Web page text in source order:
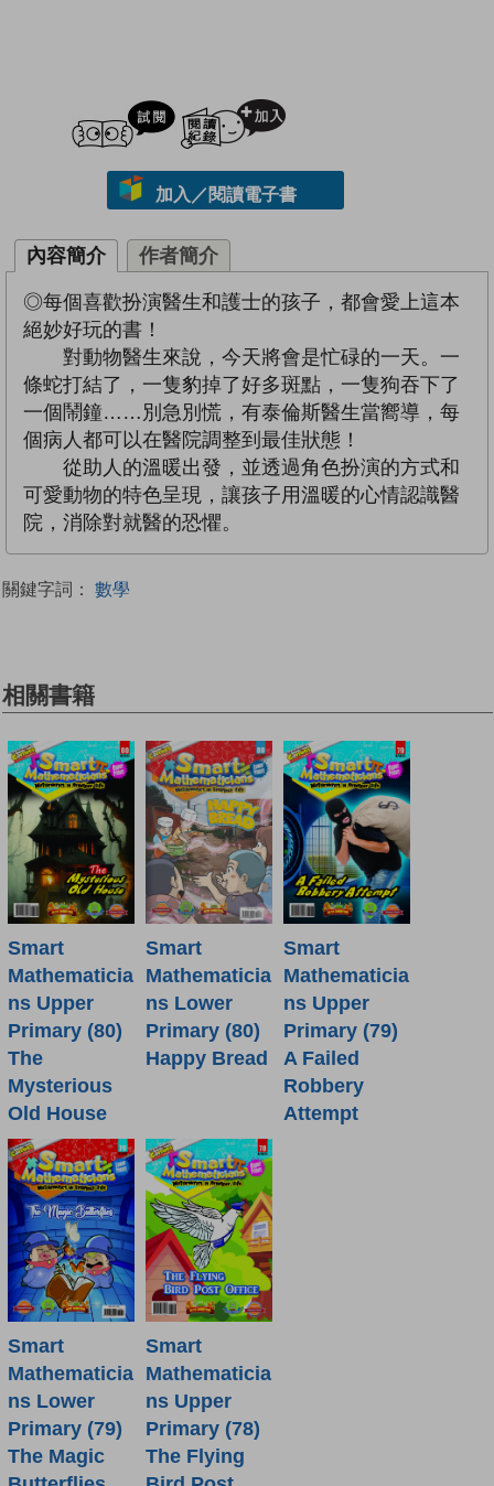
試閲
加入／閱讀電子書
內容簡介 作者簡介
◎每個喜歡扮演醫生和護士的孩子，都會愛上這本
絕妙好玩的書！
對動物醫生來說，今天將會是忙碌的一天。一
條蛇打結了，一隻豹掉了好多斑點，一隻狗吞下了
一個鬧鐘……別急別慌，有泰倫斯醫生當嚮導，每
個病人都可以在醫院調整到最佳狀態！
從助人的溫暖出發，並透過角色扮演的方式和
可愛動物的特色呈現，讓孩子用溫暖的心情認識醫
院，消除對就醫的恐懼。
關鍵字詞： 數學
相關書籍
Smart
Mathematicia
ns Upper
Primary (80)
The
Mysterious
Old House
Smart
Mathematicia
ns Lower
Primary (80)
Happy Bread
Smart
Mathematicia
ns Upper
Primary (79)
A Failed
Robbery
Attempt
Smart
Mathematicia
ns Lower
Primary (79)
The Magic
Smart
Mathematicia
ns Upper
Primary (78)
The Flying